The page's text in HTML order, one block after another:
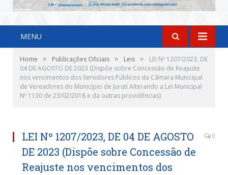
MENU
Home » Publicações Oficiais » Leis »
LEI Nº 1207/2023, DE
04 DE AGOSTO DE 2023 (Dispõe sobre Concessão de Reajuste
nos vencimentos dos Servidores Públicos da Câmara Municipal
de Vereadores do Município de Juruti Alterando a Lei Municipal
Nº 1130 de 23/02/2018 e da outras providências)
LEI Nº 1207/2023, DE 04 DE AGOSTO
DE 2023 (Dispõe sobre Concessão de
Reajuste nos vencimentos dos
0